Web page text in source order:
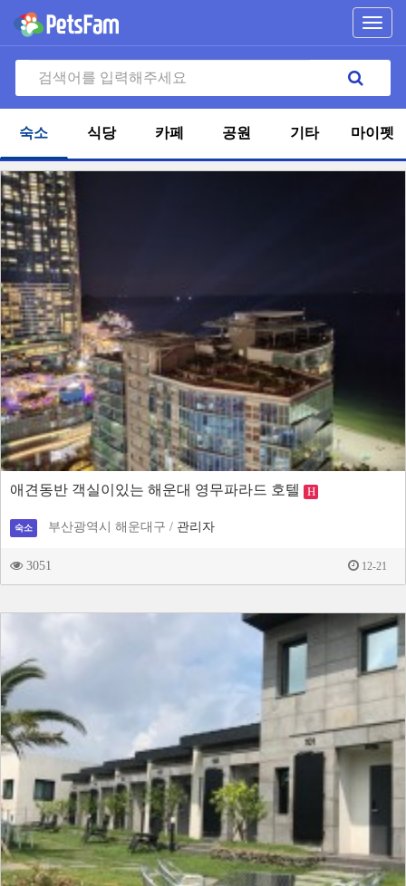
숙소 식당 카페 공원 기타 마이펫
애견동반 객실이있는 해운대 영무파라드 호텔 H
숙소 부산광역시 해운대구 / 관리자
3051 12-21